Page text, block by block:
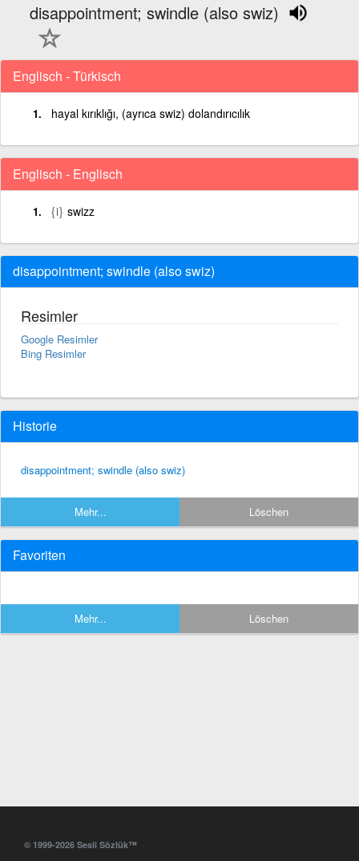
disappointment; swindle (also swiz)
Englisch - Türkisch
hayal kırıklığı, (ayrıca swiz) dolandırıcılık
Englisch - Englisch
{i} swizz
disappointment; swindle (also swiz)
Resimler
Google Resimler
Bing Resimler
Historie
disappointment; swindle (also swiz)
Mehr... Löschen
Favoriten
Mehr... Löschen
© 1999-2026 Sesli Sözlük™